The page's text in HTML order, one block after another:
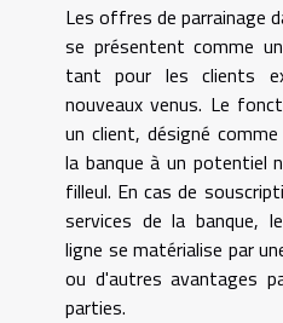
Les offres de parrainage
se présentent comme
tant pour les clients
nouveaux venus. Le
un client, désigné
la banque à un potentiel
filleul. En cas de
services de la banque,
ligne se matérialise par
ou d'autres avantages
parties.